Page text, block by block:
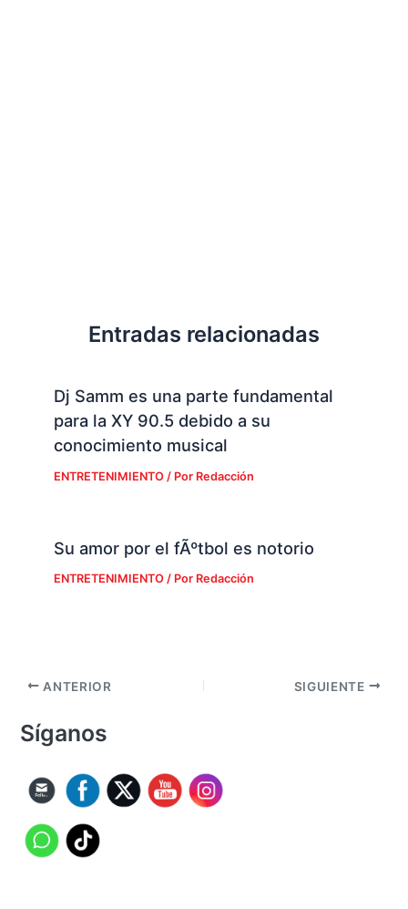
Entradas relacionadas
Dj Samm es una parte fundamental
para la XY 90.5 debido a su
conocimiento musical
ENTRETENIMIENTO/ Por Redacción
Su amor por el fÃºtbol es notorio
ENTRETENIMIENTO/ Por Redacción
ANTERIOR SIGUIENTE
Síganos